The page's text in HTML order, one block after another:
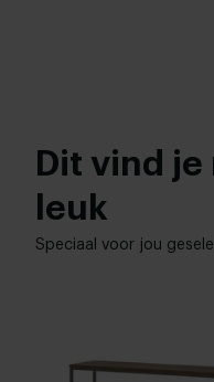
Dit vind
leuk
Speciaal voor jou